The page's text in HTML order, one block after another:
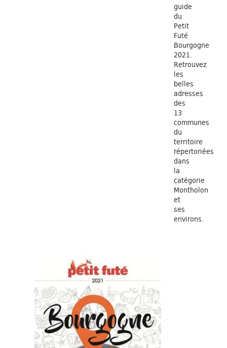
guide
du
Petit
Futé
Bourgogne
2021.
Retrouvez
les
belles
adresses
des
13
communes
du
territoire
répertoriées
dans
la
catégorie
Montholon
et
ses
environs.